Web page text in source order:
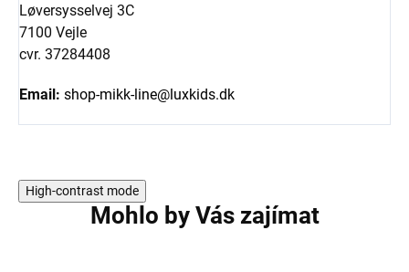
Løversysselvej 3C
7100 Vejle
cvr. 37284408
Email: shop-mikk-line@luxkids.dk
High-contrast mode
Mohlo by Vás zajímat